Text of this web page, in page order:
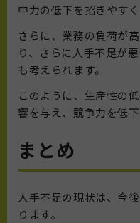
中力の低下を招きやす
さらに、業務の負荷が
り、さらに人手不足が
も考えられます。
このように、生産性の
響を与え、競争力を低
まとめ
人手不足の現状は、今
ります。